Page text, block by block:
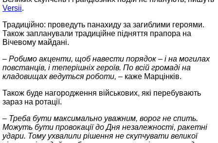
Versii.
Традиційно: проведуть панахиду за загиблими героями.
Також запланували традиційне підняття прапора на
Вічевому майдані.
– Робимо акценти, щоб навести порядок – і на могилах
повстанців, і теперішніх героїв. По всій громаді на
кладовищах ведуться роботи, – каже Марцінків.
Також буде нагородження військових, які перебувають
зараз на ротації.
– Треба бути максимально уважним, ворог не спить.
Можуть бути провокації до Дня незалежності, ракетні
удари. Тому ухвалили рішення не скупчувати великої